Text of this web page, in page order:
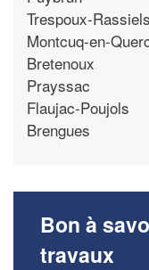
Trespoux-Rassiels
Montcuq-en-
Bretenoux
Prayssac
Flaujac-Poujols
Brengues
Bon à
travaux